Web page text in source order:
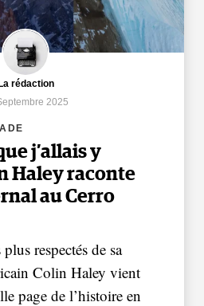
La rédaction
2025
j’allais y
Haley raconte
au Cerro
respectés de sa
Colin Haley vient
page de l’histoire en